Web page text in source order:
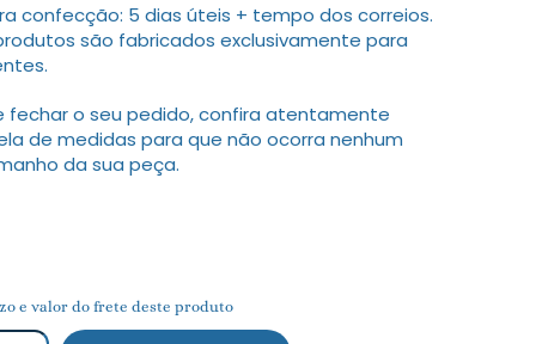
confecção: 5 dias úteis + tempo dos correios.
são fabricados exclusivamente para
fechar o seu pedido, confira atentamente
de medidas para que não ocorra nenhum
da sua peça.
e valor do frete deste produto